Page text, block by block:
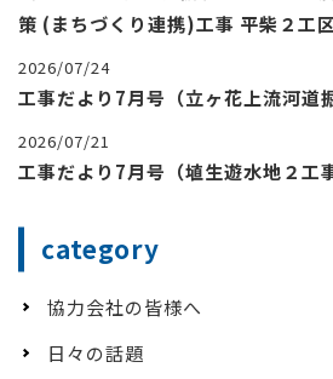
策 (まちづくり連携)工事 平柴２工区
2026/07/24
工事だより7月号（立ヶ花上流河道
2026/07/21
工事だより7月号（埴生遊水地２工事
category
協力会社の皆様へ
日々の話題